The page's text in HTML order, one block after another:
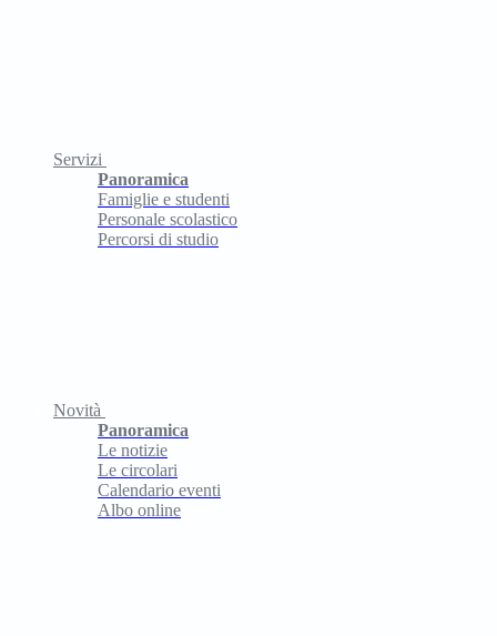
Servizi
Panoramica
Famiglie e studenti
Personale scolastico
Percorsi di studio
Novità
Panoramica
Le notizie
Le circolari
Calendario eventi
Albo online